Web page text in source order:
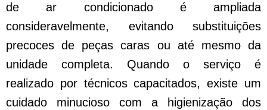
de ar condicionado é ampliada
consideravelmente, evitando substituições
precoces de peças caras ou até mesmo da
unidade completa. Quando o serviço é
realizado por técnicos capacitados, existe um
cuidado minucioso com a higienização dos